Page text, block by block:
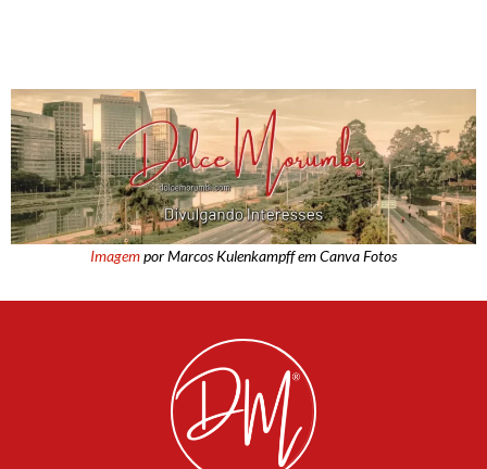
Imagempor Marcos Kulenkampff em Canva Fotos